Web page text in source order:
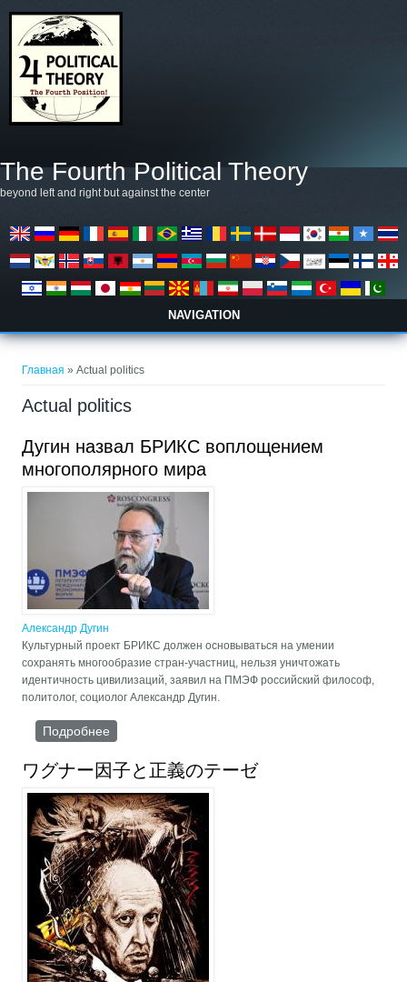
The Fourth Political Theory
beyond left and right but against the center
NAVIGATION
Главная » Actual politics
Actual politics
Дугин назвал БРИКС воплощением
многополярного мира
Александр Дугин
Культурный проект БРИКС должен основываться на умении
сохранять многообразие стран-участниц, нельзя уничтожать
идентичность цивилизаций, заявил на ПМЭФ российский философ,
политолог, социолог Александр Дугин.
Подробнее
ワグナー因子と正義のテーゼ